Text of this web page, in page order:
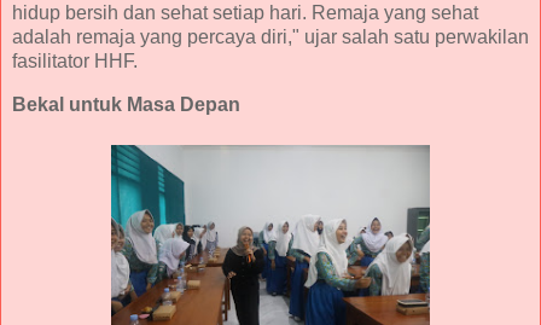
hidup bersih dan sehat setiap hari. Remaja yang sehat
adalah remaja yang percaya diri," ujar salah satu perwakilan
fasilitator HHF.
Bekal untuk Masa Depan